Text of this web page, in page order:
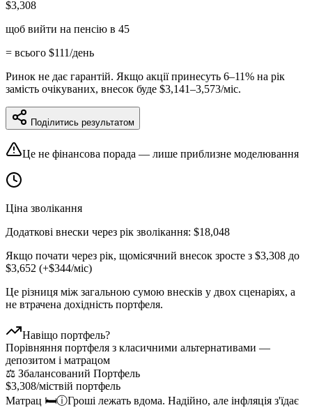
$3,308
щоб вийти на пенсію в 45
= всього $111/день
Ринок не дає гарантій. Якщо акції принесуть 6–11% на рік
замість очікуваних, внесок буде $3,141–3,573/міс.
Поділитись результатом
Це не фінансова порада — лише приблизне моделювання
Ціна зволікання
Додаткові внески через рік зволікання: $18,048
Якщо почати через рік, щомісячний внесок зросте з $3,308 до
$3,652 (+$344/міс)
Це різниця між загальною сумою внесків у двох сценаріях, а
не втрачена дохідність портфеля.
Навіщо портфель?
Порівняння портфеля з класичними альтернативами —
депозитом і матрацом
⚖️ Збалансований Портфель
$3,308/міствій портфель
Матрац 🛏️ⓘГроші лежать вдома. Надійно, але інфляція з'їдає